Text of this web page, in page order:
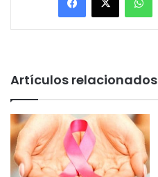
Artículos relacionados